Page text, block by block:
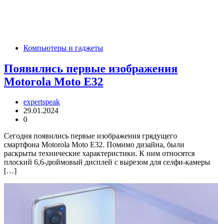
Компьютеры и гаджеты
Появились первые изображения
Motorola Moto E32
expertspeak
29.01.2024
0
Сегодня появились первые изображения грядущего
смартфона Motorola Moto E32. Помимо дизайна, были
раскрыты технические характеристики. К ним относятся
плоский 6,6-дюймовый дисплей с вырезом для селфи-камеры
[…]